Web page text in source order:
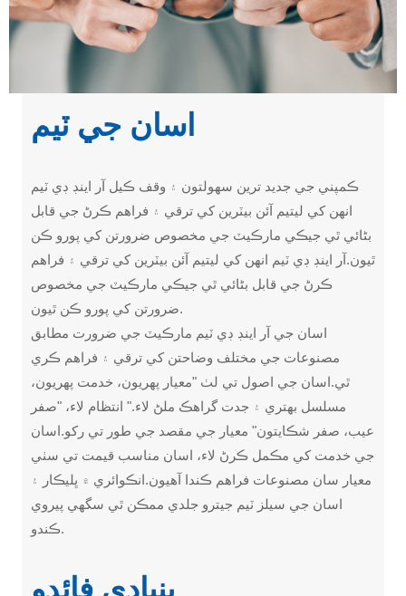
اسان جي ٽيم
ڪمپني جي جديد ترين سهولتون ۽ وقف ڪيل آر اينڊ ڊي ٽيم
انهن کي ليتيم آئن بيٽرين کي ترقي ۽ فراهم ڪرڻ جي قابل
بڻائي ٿي جيڪي مارڪيٽ جي مخصوص ضرورتن کي پورو ڪن
ٿيون.آر اينڊ ڊي ٽيم انهن کي ليتيم آئن بيٽرين کي ترقي ۽ فراهم
ڪرڻ جي قابل بڻائي ٿي جيڪي مارڪيٽ جي مخصوص
ضرورتن کي پورو ڪن ٿيون.
اسان جي آر اينڊ ڊي ٽيم مارڪيٽ جي ضرورت مطابق
مصنوعات جي مختلف وضاحتن کي ترقي ۽ فراهم ڪري
ٿي.اسان جي اصول تي لٺ "معيار پهريون، خدمت پهريون،
مسلسل بهتري ۽ جدت گراهڪ ملڻ لاء." انتظام لاء، "صفر
عيب، صفر شڪايتون" معيار جي مقصد جي طور تي رکو.اسان
جي خدمت کي مڪمل ڪرڻ لاء، اسان مناسب قيمت تي سٺي
معيار سان مصنوعات فراهم ڪندا آهيون.انڪوائري ۾ ڀليڪار ۽
اسان جي سيلز ٽيم جيترو جلدي ممڪن ٿي سگهي پيروي
ڪندو.
بنيادي فائدو